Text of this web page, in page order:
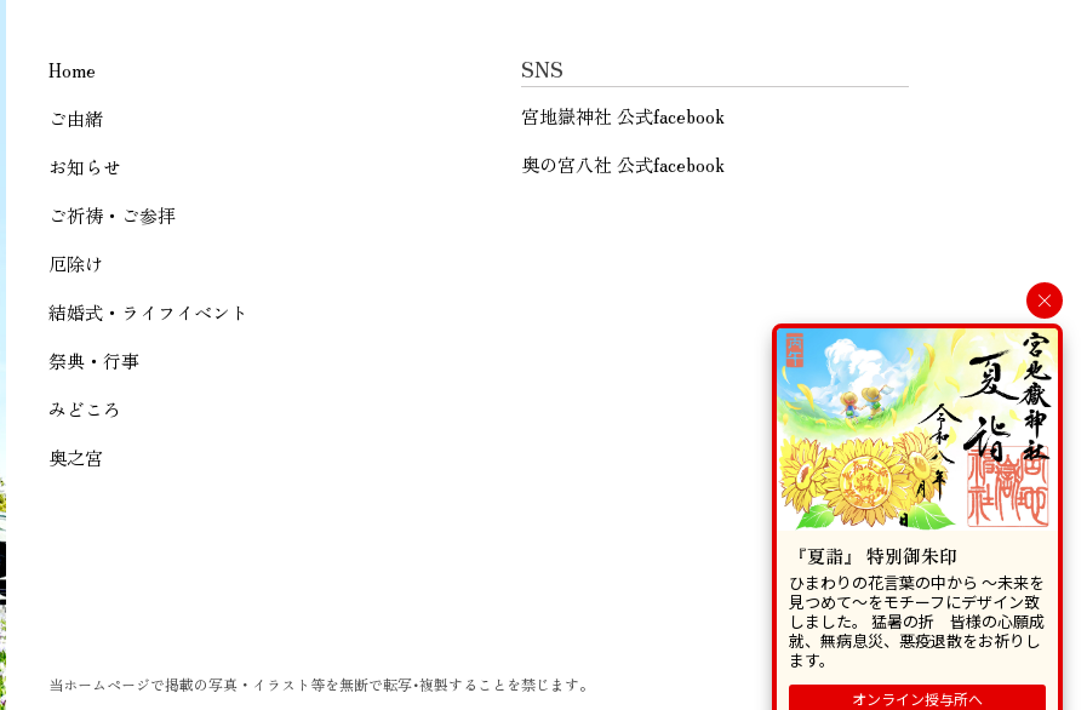
Home
ご由緒
お知らせ
ご祈祷・ご参拝
厄除け
結婚式・ライフイベント
祭典・行事
みどころ
奥之宮
SNS
宮地嶽神社 公式facebook
奥の宮八社 公式facebook
当ホームページで掲載の写真・イラスト等を無断で転写･複製することを禁じます。
×
『夏詣』 特別御朱印
ひまわりの花言葉の中から 〜未来を
見つめて〜をモチーフにデザイン致
しました。 猛暑の折 皆様の心願成
就、無病息災、悪疫退散をお祈りし
ます。
オンライン授与所へ